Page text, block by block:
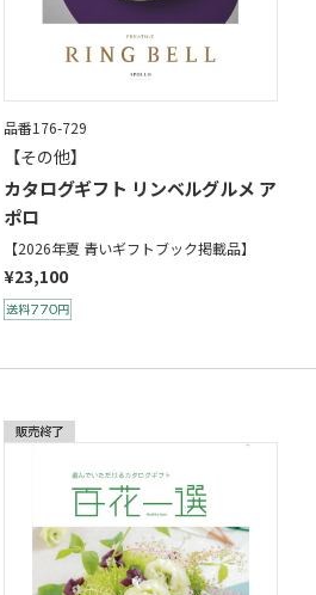
品番176-729
【その他】
カタログギフト リンベルグルメ ア
ポロ
【2026年夏 青いギフトブック掲載品】
¥23,100